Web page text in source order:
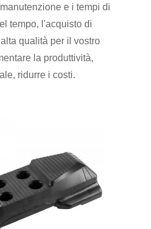
e i tempi di
tempo, l'acquisto di
qualità per il vostro
la produttività,
ridurre i costi.